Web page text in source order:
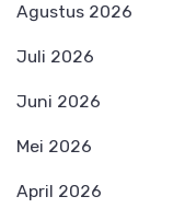
Agustus 2026
Juli 2026
Juni 2026
Mei 2026
April 2026